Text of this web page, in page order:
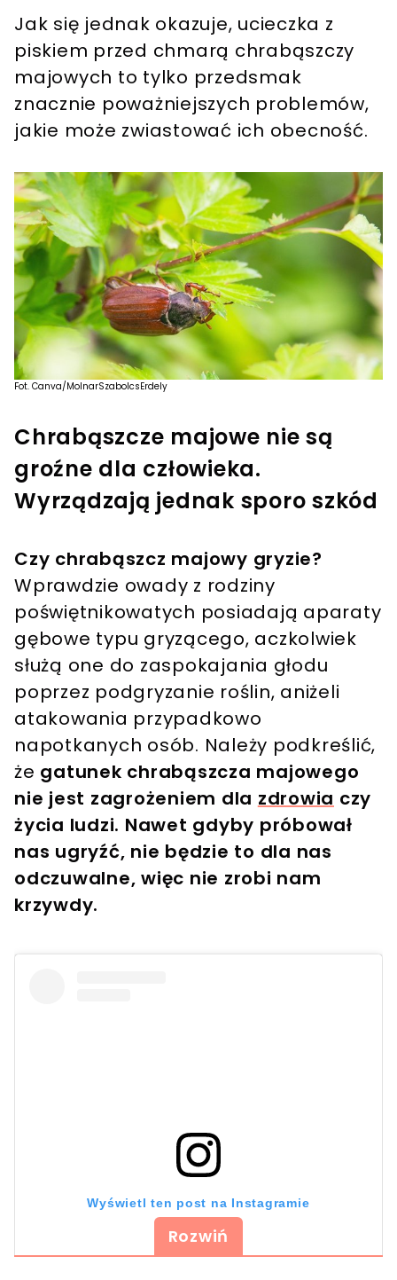
Jak się jednak okazuje, ucieczka z
piskiem przed chmarą chrabąszczy
majowych to tylko przedsmak
znacznie poważniejszych problemów,
jakie może zwiastować ich obecność.
Fot. Canva/MolnarSzabolcsErdely
Chrabąszcze majowe nie są
groźne dla człowieka.
Wyrządzają jednak sporo szkód
Czy chrabąszcz majowy gryzie?
Wprawdzie owady z rodziny
poświętnikowatych posiadają aparaty
gębowe typu gryzącego, aczkolwiek
służą one do zaspokajania głodu
poprzez podgryzanie roślin, aniżeli
atakowania przypadkowo
napotkanych osób. Należy podkreślić,
że gatunek chrabąszcza majowego
nie jest zagrożeniem dla zdrowia czy
życia ludzi. Nawet gdyby próbował
nas ugryźć, nie będzie to dla nas
odczuwalne, więc nie zrobi nam
krzywdy.
Wyświetl ten post na Instagramie
Rozwiń